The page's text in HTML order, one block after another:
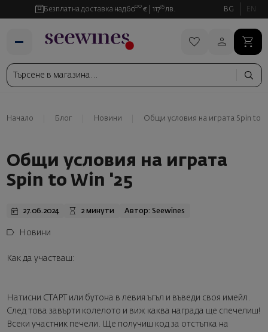
Безплатна доставка над6000 € 11735 лв. BG EN
Начало Блог Новини Общи условия на играта Spin to
Общи условия на играта
Spin to Win '25
27.06.2024 2 минути Автор: Seewines
Новини
Как да участваш:
Натисни СТАРТ или бутона в левия ъгъл и въведи своя имейл.
След това завърти колелото и виж каква награда ще спечелиш!
Всеки участник печели. Ще получиш код за отстъпка на